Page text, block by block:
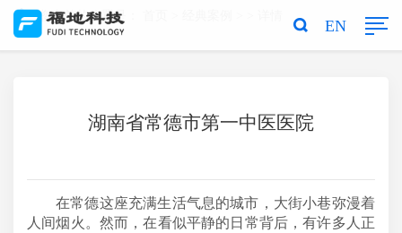
EN
您当前的位置是：
湖南省常德市第一中医医院
在常德这座充满生活气息的城市，大街小巷弥漫着
人间烟火。然而，在看似平静的日常背后，有许多人正